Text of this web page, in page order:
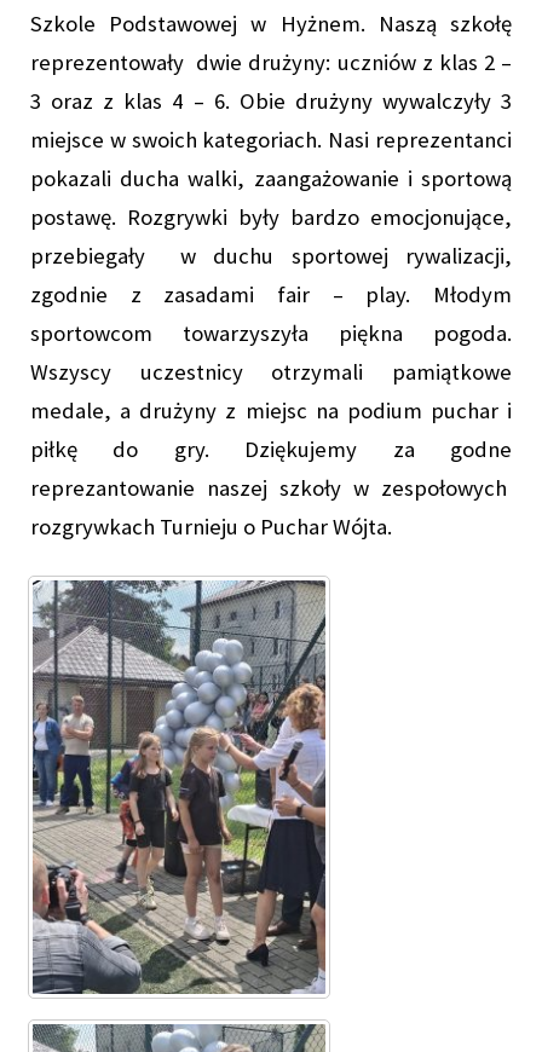
Szkole Podstawowej w Hyżnem. Naszą szkołę
reprezentowały dwie drużyny: uczniów z klas 2 –
3 oraz z klas 4 – 6. Obie drużyny wywalczyły 3
miejsce w swoich kategoriach. Nasi reprezentanci
pokazali ducha walki, zaangażowanie i sportową
postawę. Rozgrywki były bardzo emocjonujące,
przebiegały w duchu sportowej rywalizacji,
zgodnie z zasadami fair – play. Młodym
sportowcom towarzyszyła piękna pogoda.
Wszyscy uczestnicy otrzymali pamiątkowe
medale, a drużyny z miejsc na podium puchar i
piłkę do gry. Dziękujemy za godne
reprezantowanie naszej szkoły w zespołowych
rozgrywkach Turnieju o Puchar Wójta.